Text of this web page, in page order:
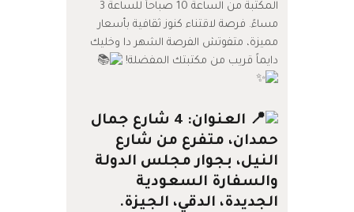
المكتبة من الساعة 10 صباحاً للساعة 3
مساءً. فرصة لاقتناء كنوز ثقافية بأسعار
مميزة، متفوتش الفرصة الشهر دا وخليك
دايماً قريب من مكتبتك المفضلة!
العنوان: 4 شارع جمال
حمدان، متفرع من شارع
النيل، بجوار مجلس الدولة
والسفارة السعودية
الجديدة، الدقي، الجيزة.